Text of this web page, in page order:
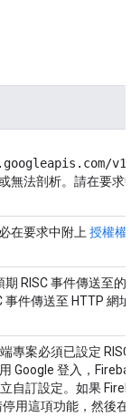
無法剖析。請在要求
在要求中附上 授權權杖
RISC 事件傳送至的
事件傳送至 HTTP 網址
專案必須已設定 RISC
Google 登入，
自訂設定。如果
用這項功能，然後在